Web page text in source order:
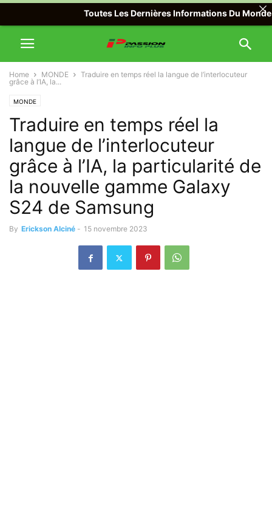
Home MONDE
Traduire en temps réel la langue de l’interlocuteur
grâce à l’IA, la...
MONDE
Traduire en temps réel la
langue de l’interlocuteur
grâce à l’IA, la particularité de
la nouvelle gamme Galaxy
S24 de Samsung
By Erickson Alciné - 15 novembre 2023
Toutes Les Dernières Informations Du Monde